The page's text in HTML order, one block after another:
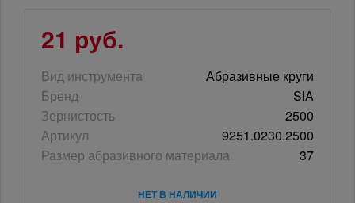
21 руб.
Вид инструмента
Абразивные круги
Бренд
SIA
Зернистость
2500
Артикул
9251.0230.2500
Размер абразивного материала
37
НЕТ В НАЛИЧИИ